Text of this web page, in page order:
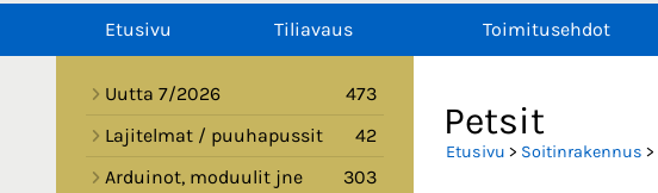
Etusivu Tiliavaus Toimitusehdot
Uutta 7/2026
473
Lajitelmat / puuhapussit
42
Arduinot, moduulit jne
303
Petsit
Etusivu > Soitinrakennus >